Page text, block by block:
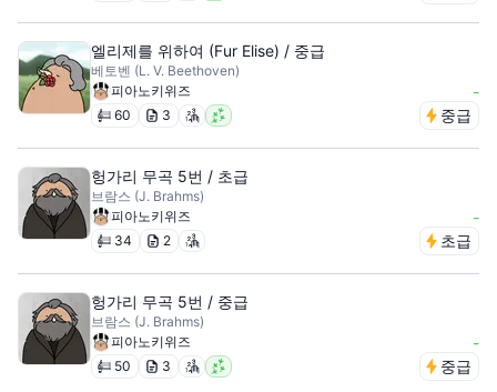
엘리제를 위하여 (Fur Elise) / 중급
베토벤 (L. V. Beethoven)
피아노키위즈
-
60 3 중급
헝가리 무곡 5번 / 초급
브람스 (J. Brahms)
피아노키위즈
-
34 2 초급
헝가리 무곡 5번 / 중급
브람스 (J. Brahms)
피아노키위즈
-
50 3 중급